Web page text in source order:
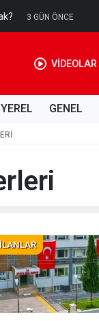
3 GÜN ÖNCE
VİDEOLAR
YEREL GENEL